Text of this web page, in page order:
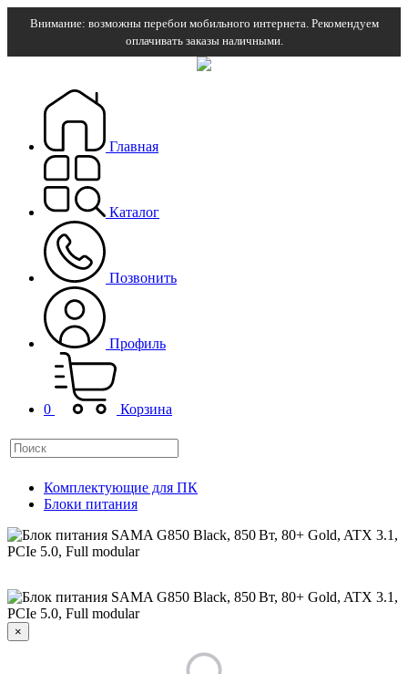
Внимание: возможны перебои мобильного интернета. Рекомендуем
оплачивать заказы наличными.
Главная
Каталог
Позвонить
Профиль
0 Корзина
Комплектующие для ПК
Блоки питания
×